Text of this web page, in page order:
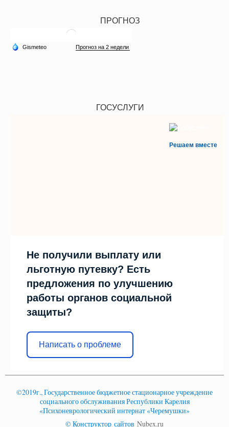
ПРОГНОЗ
ГОСУСЛУГИ
Решаем вместе
Не получили выплату или
льготную путевку? Есть
предложения по улучшению
работы органов социальной
защиты?
Написать о проблеме
©2019г., Государственное бюджетное стационарное учреждение
социального обслуживания Республики Карелия
«Психоневрологический интернат «Черемушки»
© Конструктор сайтов Nubex.ru